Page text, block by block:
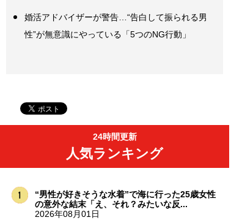
婚活アドバイザーが警告…“告白して振られる男
性”が無意識にやっている「5つのNG行動」
24時間更新
人気ランキング
“男性が好きそうな水着”で海に行った25歳女性
の意外な結末「え、それ？みたいな反...
2026年08月01日